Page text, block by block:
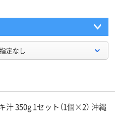
定なし
汁 350g 1セット（1個×2） 沖縄